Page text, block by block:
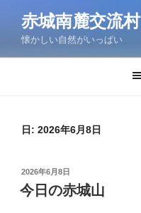
ン
赤城南麓交流村
懐かしい自然がいっぱい
日: 2026年6月8日
投
稿
日:
2026年6月8日
今日の赤城山